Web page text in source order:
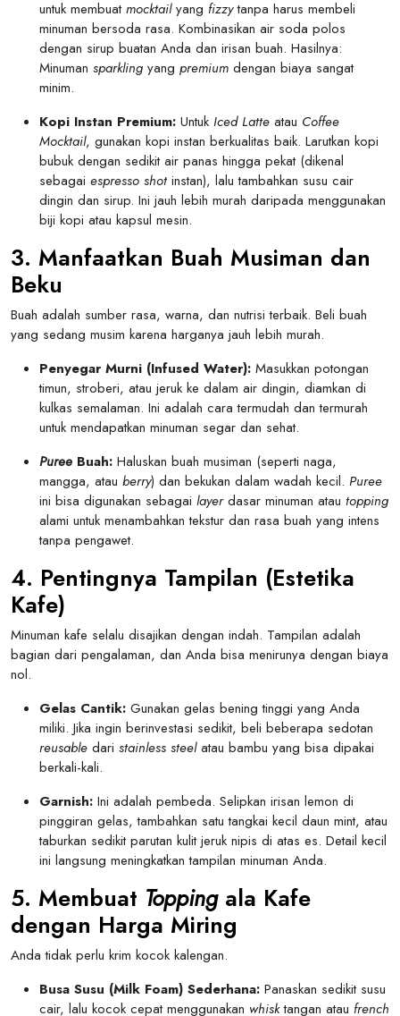
untuk membuatmocktailyang fizzytanpa harus membeli
minuman bersoda rasa. Kombinasikan air soda polos
dengan sirup buatan Anda dan irisan buah. Hasilnya:
Minuman sparkling yang premium dengan biaya sangat
minim.
Kopi Instan Premium: Untuk Iced Latte atau Coffee
Mocktail, gunakan kopi instan berkualitas baik. Larutkan kopi
bubuk dengan sedikit air panas hingga pekat (dikenal
sebagai espresso shotinstan), lalu tambahkan susu cair
dingin dan sirup. Ini jauh lebih murah daripada menggunakan
biji kopi atau kapsul mesin.
3. Manfaatkan Buah Musiman dan
Beku
Buah adalah sumber rasa, warna, dan nutrisi terbaik. Beli buah
yang sedang musim karena harganya jauh lebih murah.
Penyegar Murni (Infused Water): Masukkan potongan
timun, stroberi, atau jeruk ke dalam air dingin, diamkan di
kulkas semalaman. Ini adalah cara termudah dan termurah
untuk mendapatkan minuman segar dan sehat.
Puree Buah: Haluskan buah musiman (seperti naga,
mangga, atau berry) dan bekukan dalam wadah kecil. Puree
ini bisa digunakan sebagai layerdasar minuman atau topping
alami untuk menambahkan tekstur dan rasa buah yang intens
tanpa pengawet.
4. Pentingnya Tampilan (Estetika
Kafe)
Minuman kafe selalu disajikan dengan indah. Tampilan adalah
bagian dari pengalaman, dan Anda bisa menirunya dengan biaya
nol.
Gelas Cantik: Gunakan gelas bening tinggi yang Anda
miliki. Jika ingin berinvestasi sedikit, beli beberapa sedotan
reusable dari stainless steelatau bambu yang bisa dipakai
berkali-kali.
Garnish: Ini adalah pembeda. Selipkan irisan lemon di
pinggiran gelas, tambahkan satu tangkai kecil daun mint, atau
taburkan sedikit parutan kulit jeruk nipis di atas es. Detail kecil
ini langsung meningkatkan tampilan minuman Anda.
5. Membuat Toppingala Kafe
dengan Harga Miring
Anda tidak perlu krim kocok kalengan.
Busa Susu (Milk Foam) Sederhana: Panaskan sedikit susu
cair, lalu kocok cepat menggunakan whisktangan atau french